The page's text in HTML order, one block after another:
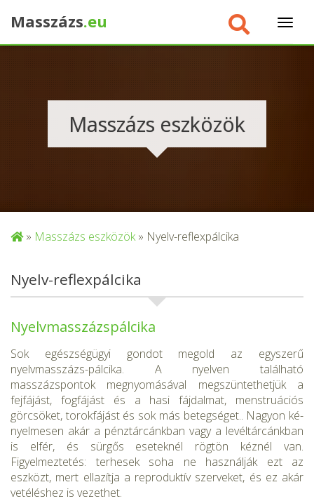
Masszázs.eu
Masszázs eszközök
» Masszázs eszközök» Nyelv-reflexpálcika
Nyelv-reflexpálcika
Nyelvmasszázspálcika
Sok egészségügyi gondot megold az egyszerű
nyelvmasszázs-pálcika. A nyelven található
masszázspontok megnyomásával megszüntethetjük a
fejfájást, fogfájást és a hasi fájdalmat, menstruációs
görcsöket, to­rokfájást és sok más betegséget.. Nagyon ké­
nyelmesen akár a pénztárcánkban vagy a levéltárcánkban
is elfér, és sürgős eseteknél rögtön kéznél van.
Figyelmeztetés: terhesek soha ne használják ezt az
eszközt, mert ellazítja a reproduktív szerveket, és ez akár
vetéléshez is vezethet.